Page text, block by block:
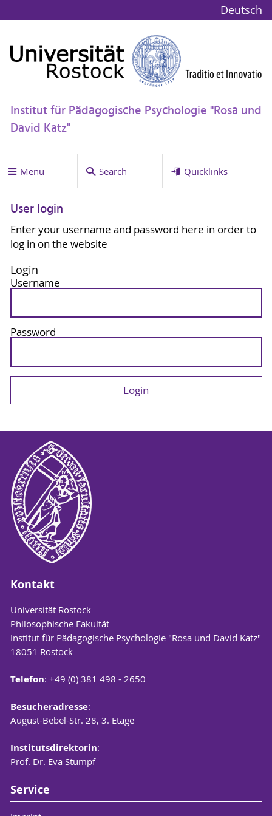
Deutsch
Institut für Pädagogische Psychologie "Rosa und
David Katz"
Menu Search Quicklinks
User login
Enter your username and password here in order to
log in on the website
Login
Username
Password
Kontakt
Universität Rostock
Philosophische Fakultät
Institut für Pädagogische Psychologie "Rosa und David Katz"
18051 Rostock
Telefon: +49 (0) 381 498 - 2650
Besucheradresse:
August-Bebel-Str. 28, 3. Etage
Institutsdirektorin:
Prof. Dr. Eva Stumpf
Service